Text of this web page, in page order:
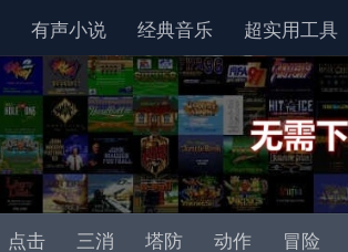
有声小说 经典音乐 超实用工具
点击 三消 塔防 动作 冒险